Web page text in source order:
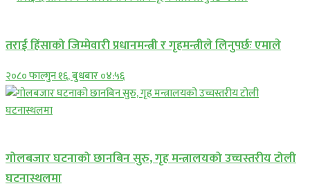
तराई हिंसाको जिम्मेवारी प्रधानमन्त्री र गृहमन्त्रीले लिनुपर्छः एमाले
२०८० फाल्गुन १६, बुधबार ०४:५६
गोलबजार घटनाको छानबिन सुरु, गृह मन्त्रालयको उच्चस्तरीय टोली
घटनास्थलमा